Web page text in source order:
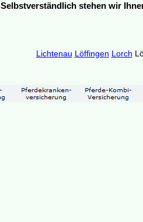
Selbstverständlich stehen wir
Lichtenau Löffingen Lorch